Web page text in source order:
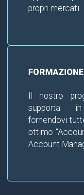
propri mercati.
Il nostro
supporta
fornendovi
ottimo
Account